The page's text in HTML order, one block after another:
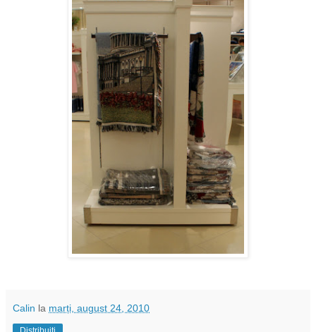
Calin la marți, august 24, 2010